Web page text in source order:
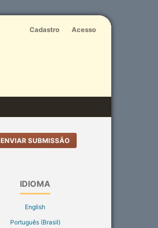
Cadastro Acesso
ENVIAR SUBMISSÃO
IDIOMA
English
Português (Brasil)